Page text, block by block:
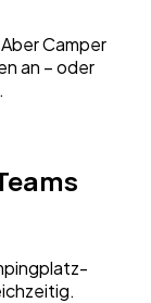
Camper
an – oder